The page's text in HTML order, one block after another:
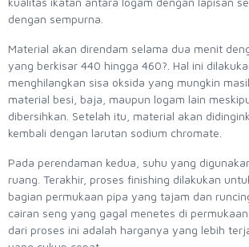
dengan sempurna.
Material akan direndam selama dua menit
yang berkisar 440 hingga 460?. Hal ini
menghilangkan sisa oksida yang mungkin
material besi, baja, maupun logam lain
dibersihkan. Setelah itu, material akan
kembali dengan larutan sodium chromate.
Pada perendaman kedua, suhu yang
ruang. Terakhir, proses finishing dilakukan
bagian permukaan pipa yang tajam dan
cairan seng yang gagal menetes di
dari proses ini adalah harganya yang lebih